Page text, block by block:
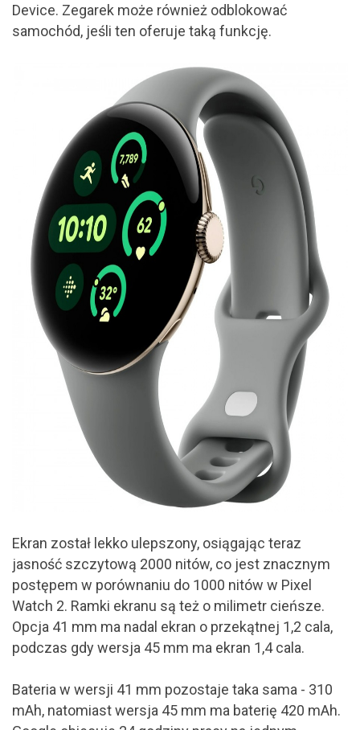
Device. Zegarek może również odblokować
samochód, jeśli ten oferuje taką funkcję.
Ekran został lekko ulepszony, osiągając teraz
jasność szczytową 2000 nitów, co jest znacznym
postępem w porównaniu do 1000 nitów w Pixel
Watch 2. Ramki ekranu są też o milimetr cieńsze.
Opcja 41 mm ma nadal ekran o przekątnej 1,2 cala,
podczas gdy wersja 45 mm ma ekran 1,4 cala.
Bateria w wersji 41 mm pozostaje taka sama - 310
mAh, natomiast wersja 45 mm ma baterię 420 mAh.